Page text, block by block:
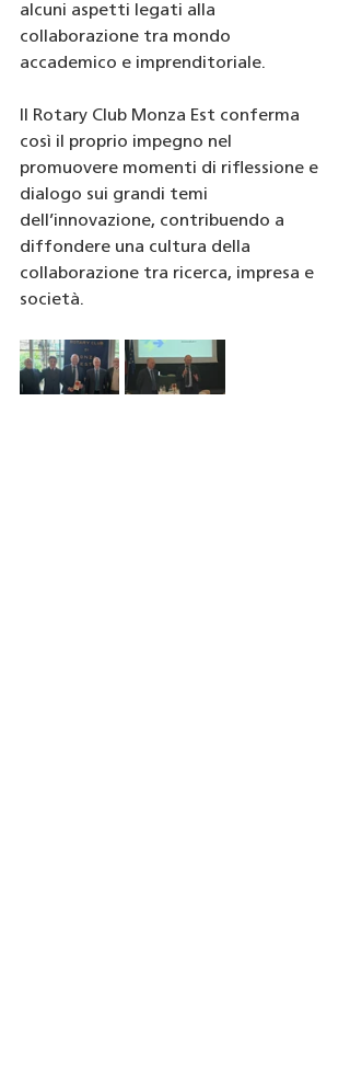
alcuni aspetti legati alla
collaborazione tra mondo
accademico e imprenditoriale.
Il Rotary Club Monza Est conferma
così il proprio impegno nel
promuovere momenti di riflessione e
dialogo sui grandi temi
dell’innovazione, contribuendo a
diffondere una cultura della
collaborazione tra ricerca, impresa e
società.